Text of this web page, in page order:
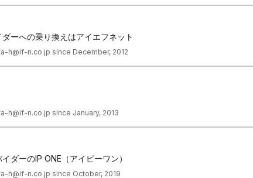
ーへの乗り換えはアイエフネット
h@if-n.co.jp since December, 2012
h@if-n.co.jp since January, 2013
ダーのIP ONE（アイピーワン）
h@if-n.co.jp since October, 2019